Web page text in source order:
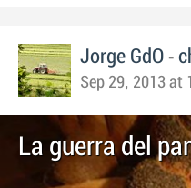
Jorge GdO -
Sep 29, 2013 at
La guerra del